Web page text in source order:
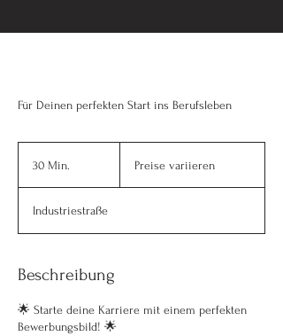
Für Deinen perfekten Start ins Berufsleben
30 Min.
i
n
Preise variieren
Industriestraße
Beschreibung
🌟 Starte deine Karriere mit einem perfekten
Bewerbungsbild! 🌟